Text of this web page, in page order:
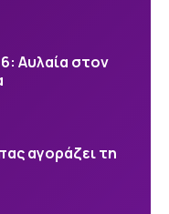
Αυλαία στον
αγοράζει τη